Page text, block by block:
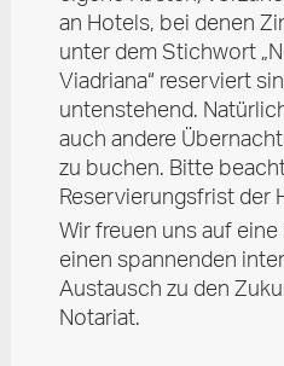
an Hotels, bei denen
unter dem Stichwort
Viadriana“ reserviert
untenstehend.
auch andere
zu buchen. Bitte
Reservierungsfrist der
Wir freuen uns auf eine
einen spannenden
Austausch zu den
Notariat.